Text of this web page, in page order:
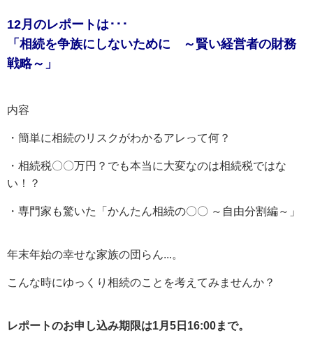
12月のレポートは･･･
「相続を争族にしないために ～賢い経営者の財務
戦略～」
内容
・簡単に相続のリスクがわかるアレって何？
・相続税〇〇万円？でも本当に大変なのは相続税ではな
い！？
・専門家も驚いた「かんたん相続の〇〇 ～自由分割編～」
年末年始の幸せな家族の団らん...。
こんな時にゆっくり相続のことを考えてみませんか？
レポートのお申し込み期限は1月5日16:00まで。